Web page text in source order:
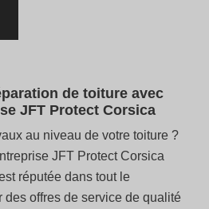
de toiture avec
JFT Protect Corsica
au niveau de votre toiture ?
JFT Protect Corsica
réputée dans tout le
des offres de service de qualité